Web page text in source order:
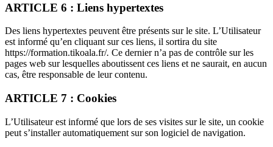
ARTICLE 6 : Liens hypertextes
Des liens hypertextes peuvent être présents sur le site. L’Utilisateur
est informé qu’en cliquant sur ces liens, il sortira du site
https://formation.tikoala.fr/. Ce dernier n’a pas de contrôle sur les
pages web sur lesquelles aboutissent ces liens et ne saurait, en aucun
cas, être responsable de leur contenu.
ARTICLE 7 : Cookies
L’Utilisateur est informé que lors de ses visites sur le site, un cookie
peut s’installer automatiquement sur son logiciel de navigation.